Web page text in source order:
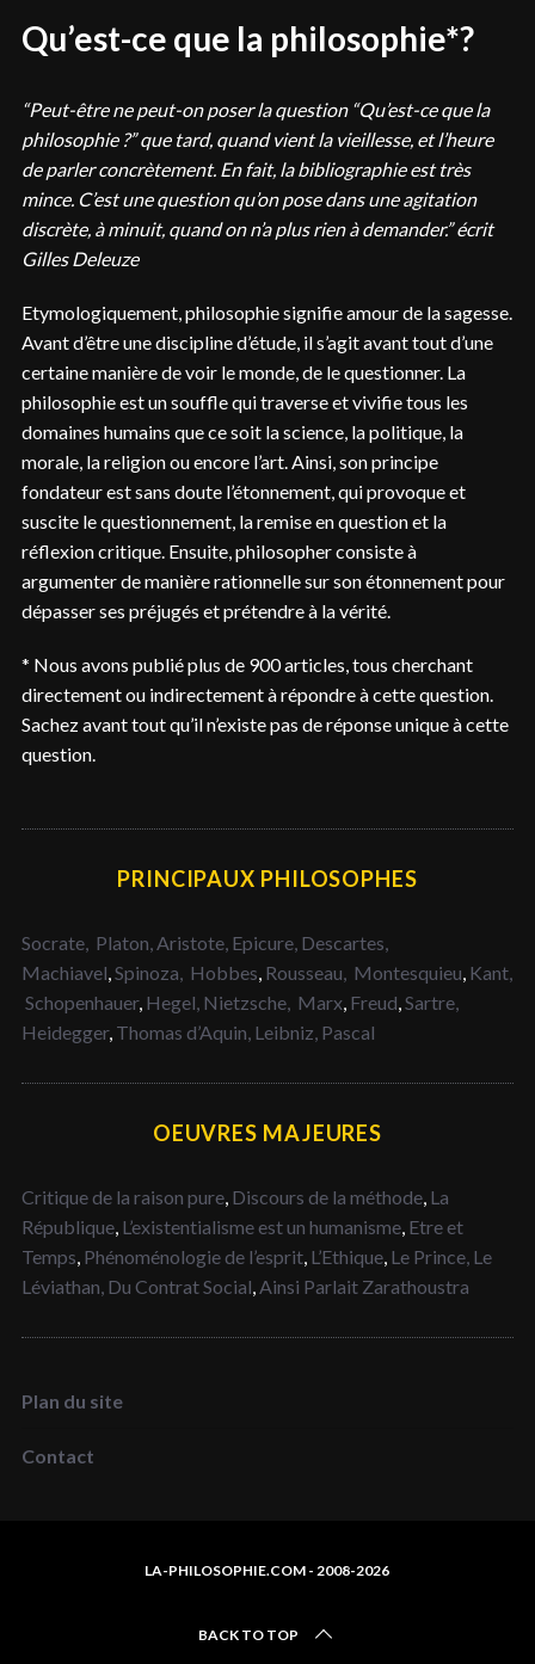
Qu’est-ce que la philosophie*?
“Peut-être ne peut-on poser la question “Qu’est-ce que la
philosophie ?” que tard, quand vient la vieillesse, et l’heure
de parler concrètement. En fait, la bibliographie est très
mince. C’est une question qu’on pose dans une agitation
discrète, à minuit, quand on n’a plus rien à demander.” écrit
Gilles Deleuze
Etymologiquement, philosophie signifie amour de la sagesse.
Avant d’être une discipline d’étude, il s’agit avant tout d’une
certaine manière de voir le monde, de le questionner. La
philosophie est un souffle qui traverse et vivifie tous les
domaines humains que ce soit la science, la politique, la
morale, la religion ou encore l’art. Ainsi, son principe
fondateur est sans doute l’étonnement, qui provoque et
suscite le questionnement, la remise en question et la
réflexion critique. Ensuite, philosopher consiste à
argumenter de manière rationnelle sur son étonnement pour
dépasser ses préjugés et prétendre à la vérité.
* Nous avons publié plus de 900 articles, tous cherchant
directement ou indirectement à répondre à cette question.
Sachez avant tout qu’il n’existe pas de réponse unique à cette
question.
PRINCIPAUX PHILOSOPHES
Socrate, Platon,Aristote, Epicure, Descartes,
Machiavel,Spinoza, Hobbes, Rousseau, Montesquieu, Kant,
Schopenhauer, Hegel, Nietzsche, Marx, Freud,Sartre,
Heidegger, Thomas d’Aquin, Leibniz, Pascal
OEUVRES MAJEURES
Critique de la raison pure, Discours de la méthode, La
République, L’existentialisme est un humanisme, Etre et
Temps, Phénoménologie de l’esprit, L’Ethique, Le Prince, Le
Léviathan, Du Contrat Social,Ainsi Parlait Zarathoustra
Plan du site
Contact
LA-PHILOSOPHIE.COM - 2008-2026
BACK TO TOP